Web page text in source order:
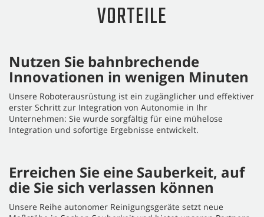
VORTEILE
Nutzen Sie bahnbrechende
Innovationen in wenigen Minuten
Unsere Roboterausrüstung ist ein zugänglicher und effektiver
erster Schritt zur Integration von Autonomie in Ihr
Unternehmen: Sie wurde sorgfältig für eine mühelose
Integration und sofortige Ergebnisse entwickelt.
Erreichen Sie eine Sauberkeit, auf
die Sie sich verlassen können
Unsere Reihe autonomer Reinigungsgeräte setzt neue